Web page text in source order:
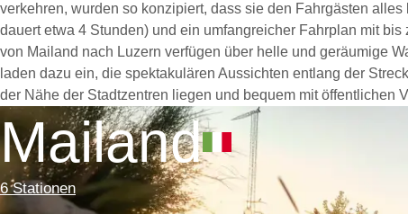
verkehren, wurden so konzipiert, dass sie den Fahrgästen
dauert etwa 4 Stunden) und ein umfangreicher Fahrplan mit
von Mailand nach Luzern verfügen über helle und geräumige
laden dazu ein, die spektakulären Aussichten entlang der
der Nähe der Stadtzentren liegen und bequem mit öffentlichen
Mailand
6 Stationen